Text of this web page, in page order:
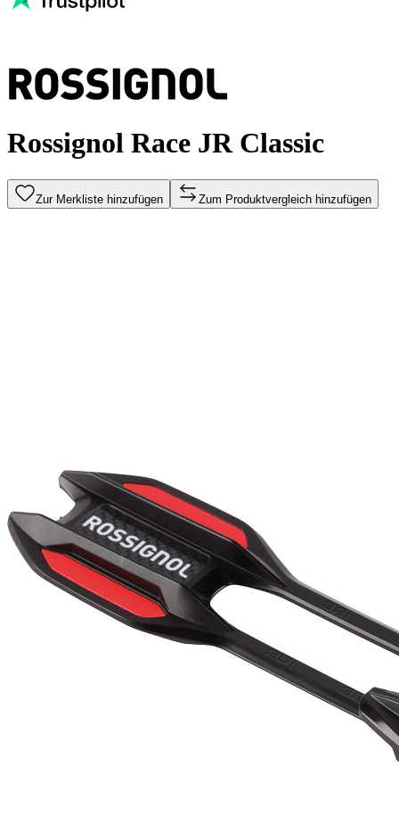
Rossignol Race JR Classic
Zur Merkliste hinzufügen Zum Produktvergleich hinzufügen